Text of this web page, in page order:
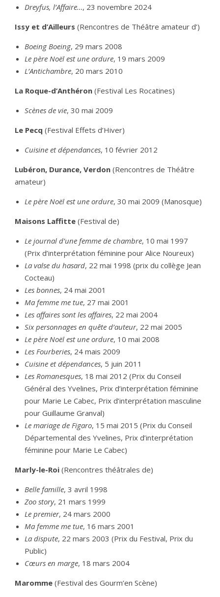
Dreyfus, l’Affaire…, 23 novembre 2024
Issy et d’Ailleurs (Rencontres de Théâtre amateur d’)
Boeing Boeing, 29 mars 2008
Le père Noël est une ordure, 19 mars 2009
L’Antichambre, 20 mars 2010
La Roque-d’Anthéron (Festival Les Rocatines)
Scènes de vie, 30 mai 2009
Le Pecq (Festival Effets d’Hiver)
Cuisine et dépendances, 10 février 2012
Lubéron, Durance, Verdon (Rencontres de Théâtre
amateur)
Le père Noël est une ordure, 30 mai 2009 (Manosque)
Maisons Laffitte (Festival de)
Le journal d’une femme de chambre, 10 mai 1997
(Prix d’interprétation féminine pour Alice Noureux)
La valse du hasard, 22 mai 1998 (prix du collège Jean
Cocteau)
Les bonnes, 24 mai 2001
Ma femme me tue, 27 mai 2001
Les affaires sont les affaires, 22 mai 2004
Six personnages en quête d’auteur, 22 mai 2005
Le père Noël est une ordure, 10 mai 2008
Les Fourberies, 24 mais 2009
Cuisine et dépendances, 5 juin 2011
Les Romanesques, 18 mai 2012 (Prix du Conseil
Général des Yvelines, Prix d’interprétation féminine
pour Marie Le Cabec, Prix d’interprétation masculine
pour Guillaume Granval)
Le mariage de Figaro, 15 mai 2015 (Prix du Conseil
Départemental des Yvelines, Prix d’interprétation
féminine pour Marie Le Cabec)
Marly-le-Roi (Rencontres théâtrales de)
Belle famille, 3 avril 1998
Zoo story, 21 mars 1999
Le premier, 24 mars 2000
Ma femme me tue, 16 mars 2001
La dispute, 22 mars 2003 (Prix du Festival, Prix du
Public)
Cœurs en marge, 18 mars 2004
Maromme (Festival des Gourm’en Scène)